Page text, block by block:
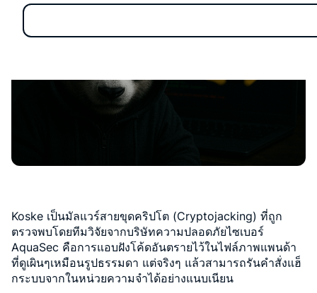
Koske เป็นมัลแวร์สายขุดคริปโต (Cryptojacking) ที่ถูก
ตรวจพบโดยทีมวิจัยจากบริษัทความปลอดภัยไซเบอร์
AquaSec คือการแอบฝังโค้ดอันตรายไว้ในไฟล์ภาพแพนด้า
ที่ดูเผินๆเหมือนรูปธรรมดา แต่จริงๆ แล้วสามารถรันคำสั่งแฮ็
กระบบจากในหน่วยความจำได้อย่างแนบเนียน